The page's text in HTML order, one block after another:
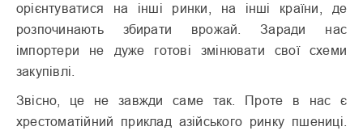
орієнтуватися на інші ринки, на інші країни, де
розпочинають збирати врожай. Заради нас
імпортери не дуже готові змінювати свої схеми
закупівлі.
Звісно, це не завжди саме так. Проте в нас є
хрестоматійний приклад азійського ринку пшениці.